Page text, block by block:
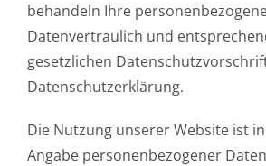
behandeln Ihre
Datenvertraulich und
gesetzlichen
Datenschutzerklärung.
Die Nutzung unserer Website ist
Angabe personenbezogener